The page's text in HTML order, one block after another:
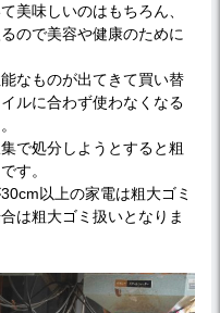
美味しいのはもちろん、
ので美容や健康のために
なものが出てきて買い替
ルに合わず使わなくなる
で処分しようとすると粗
す。
以上の家電は粗大ゴミ
は粗大ゴミ扱いとなりま